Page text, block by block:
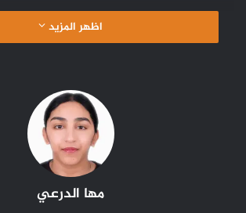
اظهر المزيد
مها الدرعي